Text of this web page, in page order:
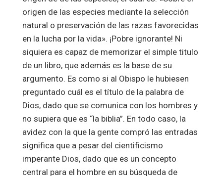
origen de las especies mediante la selección
natural o preservación de las razas favorecidas
en la lucha por la vida». ¡Pobre ignorante! Ni
siquiera es capaz de memorizar el simple titulo
de un libro, que además es la base de su
argumento. Es como si al Obispo le hubiesen
preguntado cuál es el título de la palabra de
Dios, dado que se comunica con los hombres y
no supiera que es “la biblia”. En todo caso, la
avidez con la que la gente compró las entradas
significa que a pesar del cientificismo
imperante Dios, dado que es un concepto
central para el hombre en su búsqueda de